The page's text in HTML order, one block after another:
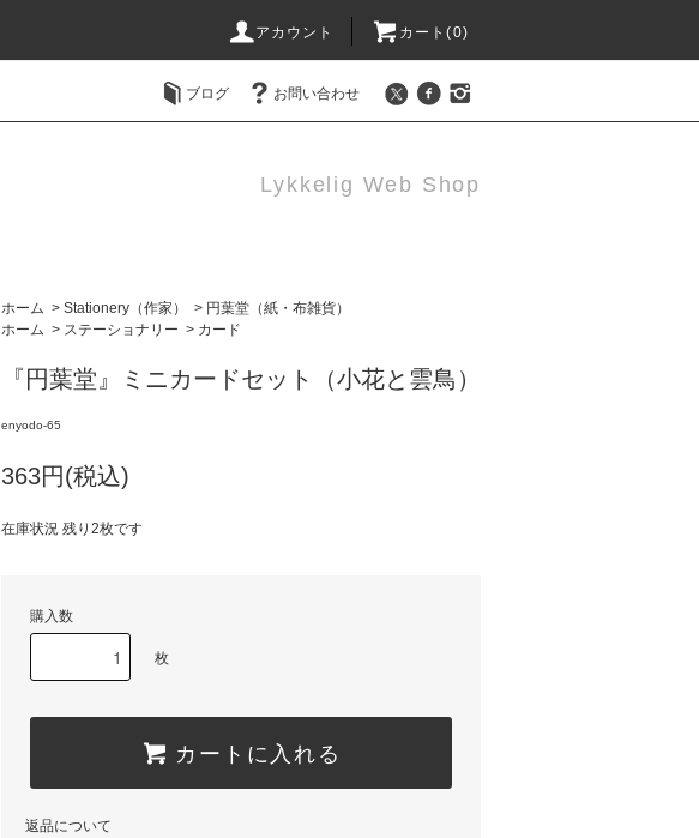
アカウント カート(0)
ブログ お問い合わせ
Lykkelig Web Shop
ホーム > Stationery（作家） > 円葉堂（紙・布雑貨）
ホーム > ステーショナリー > カード
『円葉堂』ミニカードセット（小花と雲鳥）
enyodo-65
363円(税込)
在庫状況 残り2枚です
購入数
枚
カートに入れる
返品について